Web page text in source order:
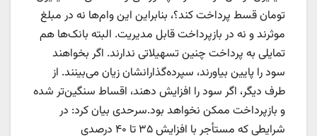
تومان قسط پرداخت کند؟، بنابراین این وام‌ها نه در مبلغ
موثرند و نه در بازپرداخت قابل مدیریت. البته بانک‌ها هم
تمایلی به پرداخت چنین تسهیلاتی ندارند. اگر بخواهند
سود را پایین بیاورند، سپرده‌گذارانشان زیان می‌بینند. از
طرف دیگر، اگر سود را افزایش دهند، اقساط سنگین‌تر شده
و بازپرداخت ممکن نخواهد بود.سرحدی بیان کرد: در
شرایطی که مستأجر با افزایش ۳۵ تا ۴۰ درصدی